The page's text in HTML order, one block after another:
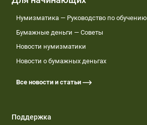
Нумизматика — Руководство по обучению
Бумажные деньги — Советы
Новости нумизматики
Новости о бумажных деньгах
Все новости и статьи
Поддержка